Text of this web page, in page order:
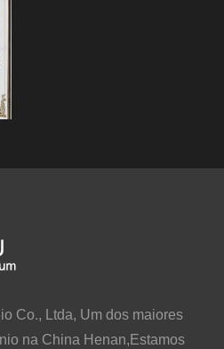
Co., Ltda, Um dos maiores
na China Henan,Estamos